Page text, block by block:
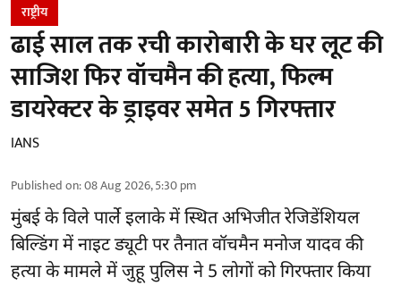
राष्ट्रीय
ढाई साल तक रची कारोबारी के घर लूट की
साजिश फिर वॉचमैन की हत्या, फिल्म
डायरेक्टर के ड्राइवर समेत 5 गिरफ्तार
IANS
Published on:08 Aug 2026, 5:30 pm
मुंबई के विले पार्ले इलाके में स्थित अभिजीत रेजिडेंशियल
बिल्डिंग में नाइट ड्यूटी पर तैनात वॉचमैन मनोज यादव की
हत्या के मामले में जुहू पुलिस ने 5 लोगों को गिरफ्तार किया